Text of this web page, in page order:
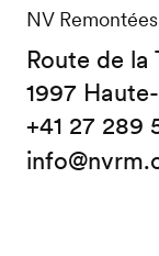
NV
Route de la
1997
+41 27 289